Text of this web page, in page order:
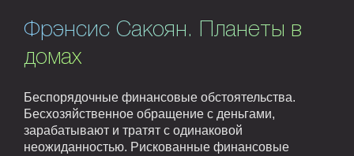
Фрэнсис Сакоян. Планеты в
домах
Беспорядочные финансовые обстоятельства.
Бесхозяйственное обращение с деньгами,
зарабатывают и тратят с одинаковой
неожиданностью. Рискованные финансовые